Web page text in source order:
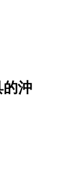
的沖